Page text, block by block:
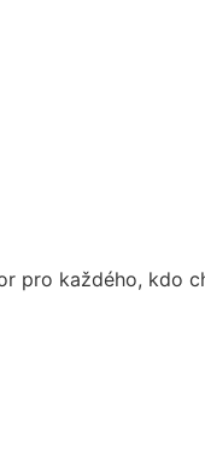
pro každého, kdo